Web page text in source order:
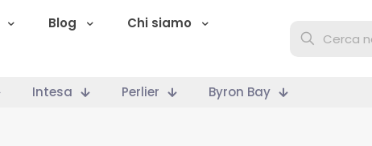
Blog
Chi siamo
Intesa Perlier Byron Bay